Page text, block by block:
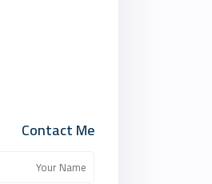
Contact Me